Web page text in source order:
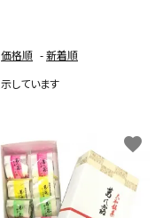
価格順 -新着順
しています
favorite